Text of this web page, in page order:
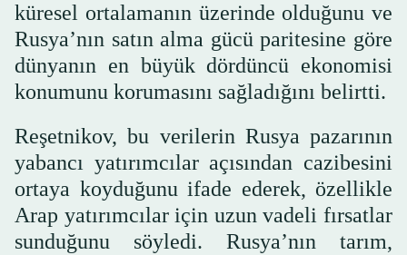
küresel ortalamanın üzerinde olduğunu ve
Rusya’nın satın alma gücü paritesine göre
dünyanın en büyük dördüncü ekonomisi
konumunu korumasını sağladığını belirtti.
Reşetnikov, bu verilerin Rusya pazarının
yabancı yatırımcılar açısından cazibesini
ortaya koyduğunu ifade ederek, özellikle
Arap yatırımcılar için uzun vadeli fırsatlar
sunduğunu söyledi. Rusya’nın tarım,